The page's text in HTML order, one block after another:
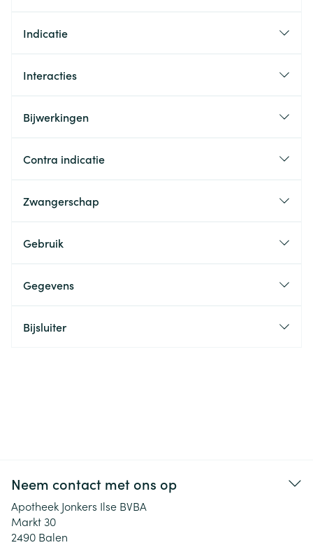
Indicatie
Interacties
Bijwerkingen
Contra indicatie
Zwangerschap
Gebruik
Gegevens
Bijsluiter
Neem contact met ons op
Apotheek Jonkers Ilse BVBA
Markt 30
2490 Balen